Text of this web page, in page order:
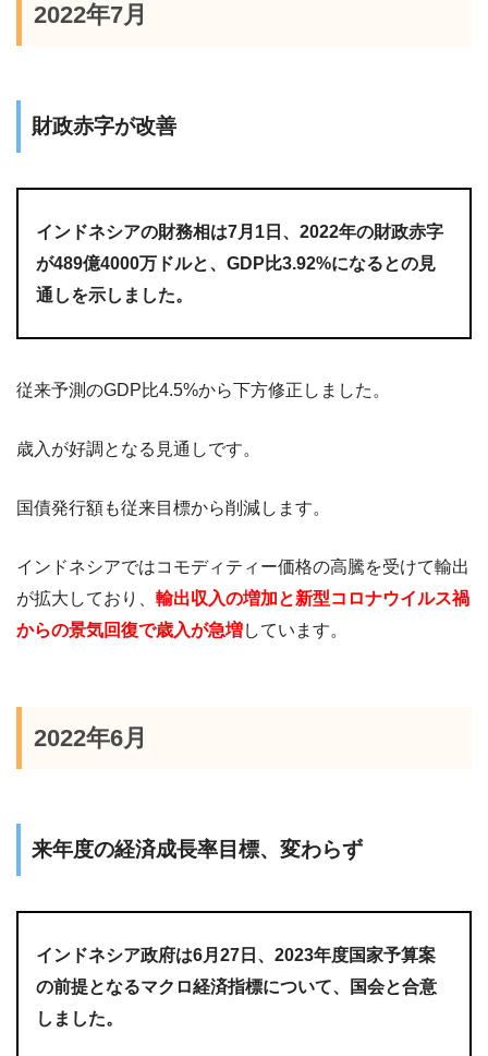
2022年7月
財政赤字が改善
インドネシアの財務相は7月1日、2022年の財政赤字
が489億4000万ドルと、GDP比3.92%になるとの見
通しを示しました。
従来予測のGDP比4.5%から下方修正しました。
歳入が好調となる見通しです。
国債発行額も従来目標から削減します。
インドネシアではコモディティー価格の高騰を受けて輸出
が拡大しており、 輸出収入の増加と新型コロナウイルス禍
からの景気回復で歳入が急増しています。
2022年6月
来年度の経済成長率目標、変わらず
インドネシア政府は6月27日、2023年度国家予算案
の前提となるマクロ経済指標について、国会と合意
しました。